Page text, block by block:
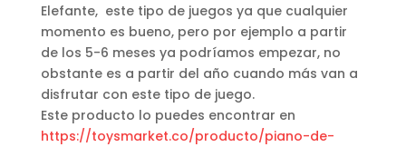
Elefante, este tipo de juegos ya que cualquier
momento es bueno, pero por ejemplo a partir
de los 5-6 meses ya podríamos empezar, no
obstante es a partir del año cuando más van a
disfrutar con este tipo de juego.
Este producto lo puedes encontrar en
https://toysmarket.co/producto/piano-de-